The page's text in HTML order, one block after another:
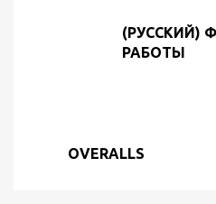
(РУССКИЙ)
РАБОТЫ
OVERALLS